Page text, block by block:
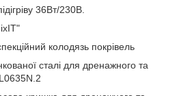
36Вт/230В.
колодязь покрівель
сталі для дренажного та